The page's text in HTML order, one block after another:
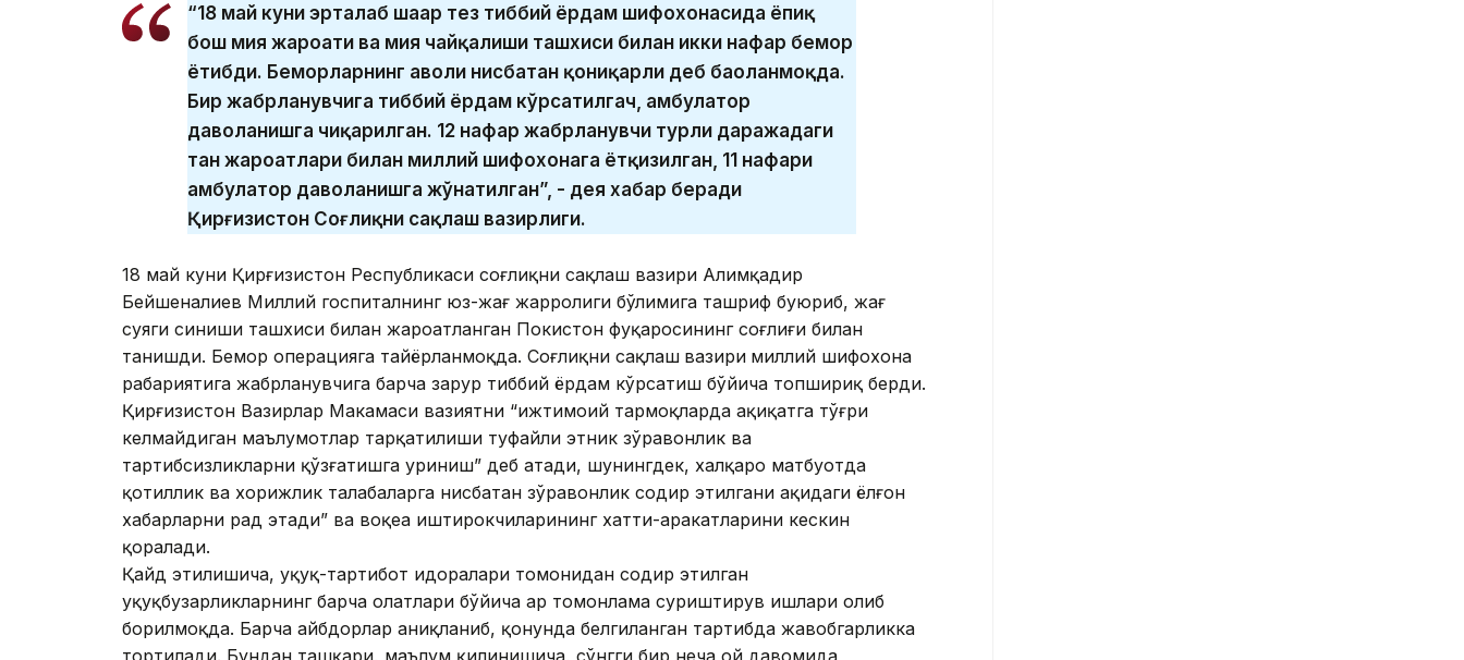
“18 май куни эрталаб шаҳар тез тиббий ёрдам шифохонасида ёпиқ
бош мия жароҳати ва мия чайқалиши ташхиси билан икки нафар бемор
ётибди. Беморларнинг аҳволи нисбатан қониқарли деб баҳоланмоқда.
Бир жабрланувчига тиббий ёрдам кўрсатилгач, амбулатор
даволанишга чиқарилган. 12 нафар жабрланувчи турли даражадаги
тан жароҳатлари билан миллий шифохонага ётқизилган, 11 нафари
амбулатор даволанишга жўнатилган”, - дея хабар беради
Қирғизистон Соғлиқни сақлаш вазирлиги.
18 май куни Қирғизистон Республикаси соғлиқни сақлаш вазири Алимқадир
Бейшеналиев Миллий госпиталнинг юз-жағ жарроҳлиги бўлимига ташриф буюриб, жағ
суяги синиши ташхиси билан жароҳатланган Покистон фуқаросининг соғлиғи билан
танишди. Бемор операцияга тайёрланмоқда. Соғлиқни сақлаш вазири миллий шифохона
раҳбариятига жабрланувчига барча зарур тиббий ёрдам кўрсатиш бўйича топшириқ берди.
Қирғизистон Вазирлар Маҳкамаси вазиятни “ижтимоий тармоқларда ҳақиқатга тўғри
келмайдиган маълумотлар тарқатилиши туфайли этник зўравонлик ва
тартибсизликларни қўзғатишга уриниш” деб атади, шунингдек, халқаро матбуотда
қотиллик ва хорижлик талабаларга нисбатан зўравонлик содир этилгани ҳақидаги ёлғон
хабарларни рад этади” ва воқеа иштирокчиларининг хатти-ҳаракатларини кескин
қоралади.
Қайд этилишича, ҳуқуқ-тартибот идоралари томонидан содир этилган
ҳуқуқбузарликларнинг барча ҳолатлари бўйича ҳар томонлама суриштирув ишлари олиб
борилмоқда. Барча айбдорлар аниқланиб, қонунда белгиланган тартибда жавобгарликка
тортилади. Бундан ташқари, маълум қилинишича, сўнгги бир неча ой давомида